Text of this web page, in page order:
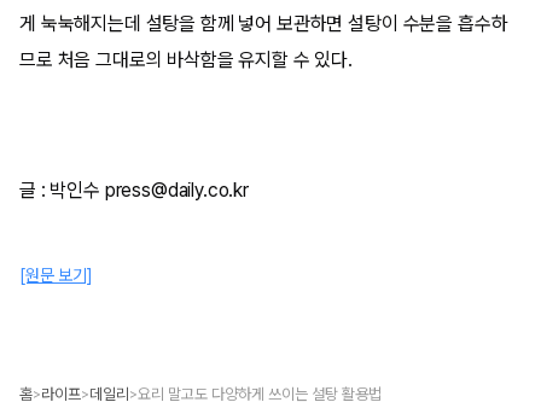
게 눅눅해지는데 설탕을 함께 넣어 보관하면 설탕이 수분을 흡수하
므로 처음 그대로의 바삭함을 유지할 수 있다.
글 : 박인수 press@daily.co.kr
[원문 보기]
홈>라이프>데일리 >요리 말고도 다양하게 쓰이는 설탕 활용법